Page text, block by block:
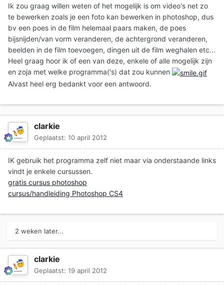
Ik zou graag willen weten of het mogelijk is om video's net zo
te bewerken zoals je een foto kan bewerken in photoshop, dus
bv een poes in de film helemaal paars maken, de poes
bijsnijden/van vorm veranderen, de achtergrond veranderen,
beelden in de film toevoegen, dingen uit de film weghalen etc...
Heel graag hoor ik of een van deze, enkele of alle mogelijk zijn
en zoja met welke programma('s) dat zou kunnen
Alvast heel erg bedankt voor een antwoord.
clarkie
Geplaatst: 10 april 2012
IK gebruik het programma zelf niet maar via onderstaande links
vindt je enkele cursussen.
gratis cursus photoshop
cursus/handleiding Photoshop CS4
2 weken later...
clarkie
Geplaatst: 19 april 2012